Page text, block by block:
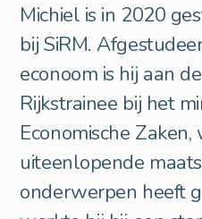
Michiel is in 2020
bij SiRM.
econoom is hij aan
Rijkstrainee bij het
Economische Zaken,
uiteenlopende
onderwerpen heeft